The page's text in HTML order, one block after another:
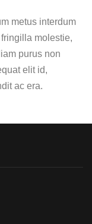
metus interdum
molestie,
purus non
elit id,
ac era.